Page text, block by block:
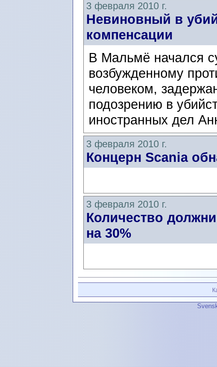
3 февраля 2010 г.
Невиновный в
компенсации
В Мальмё начался
возбужденному
человеком,
подозрению в
иностранных дел
3 февраля 2010 г.
Концерн Scania
3 февраля 2010 г.
Количество
на 30%